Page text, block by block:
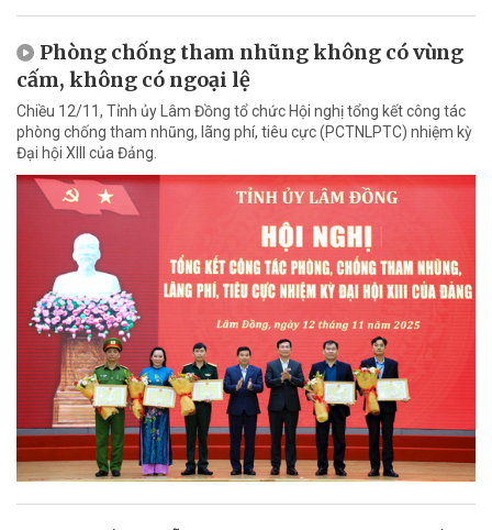
Phòng chống tham nhũng không có vùng
cấm, không có ngoại lệ
Chiều 12/11, Tỉnh ủy Lâm Đồng tổ chức Hội nghị tổng kết công tác
phòng chống tham nhũng, lãng phí, tiêu cực (PCTNLPTC) nhiệm kỳ
Đại hội XIII của Đảng.